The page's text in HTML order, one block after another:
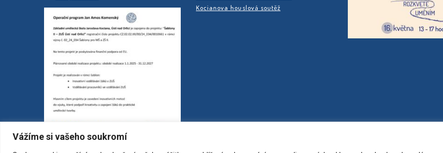
Vážíme si vašeho soukromí
Kocianova houslová soutěž